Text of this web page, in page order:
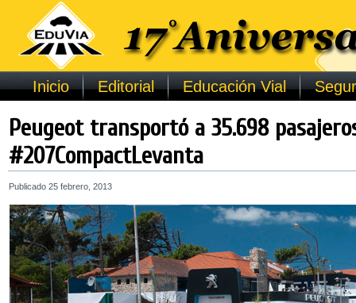
Inicio Editorial Educación Vial
Peugeot transportó a 35.698
#207CompactLevanta
Publicado 25 febrero, 2013